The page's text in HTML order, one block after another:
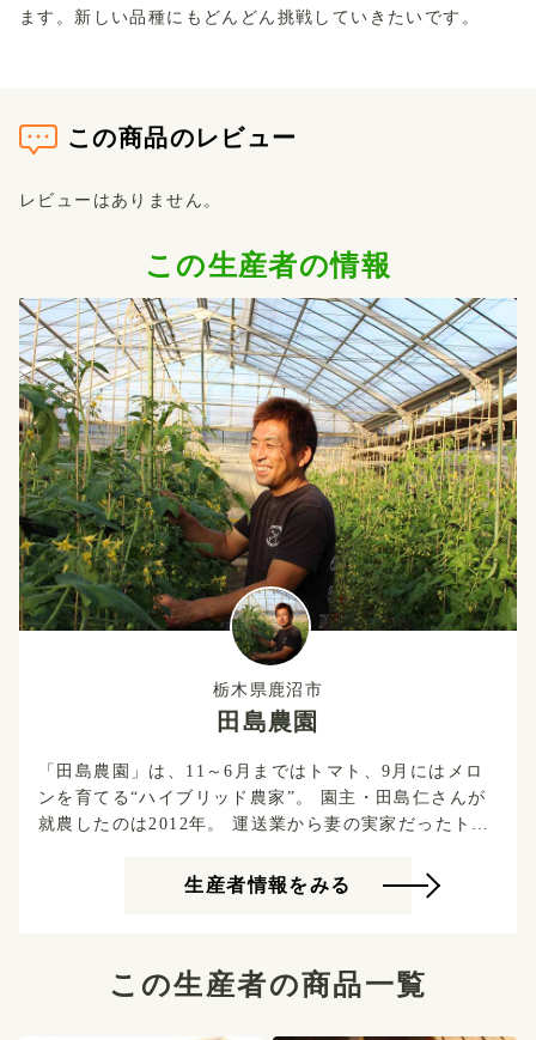
ます。新しい品種にもどんどん挑戦していきたいです。
この商品のレビュー
レビューはありません。
この生産者の情報
栃木県鹿沼市
田島農園
「田島農園」は、11～6月まではトマト、9月にはメロ
ンを育てる“ハイブリッド農家”。 園主・田島仁さんが
就農したのは2012年。 運送業から妻の実家だったトマ
と12人のスタッフで農園を切り盛りし、巧みな経営手
腕と運送業時代に培ったコーチングスキルで栽培規模
になります。だからこそ家族やスタッフ、お客様の声
ているんだと思います」と話す。 明るい性格で周囲を
生産者情報をみる
この生産者の商品一覧